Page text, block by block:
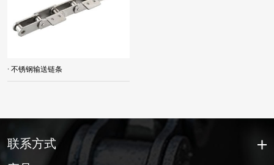
· 不锈钢输送链条
联系方式